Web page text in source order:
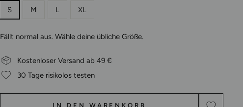
S M L XL
Fällt normal aus. Wähle deine übliche Größe.
Kostenloser Versand ab 49 €
30 Tage risikolos testen
IN DEN WARENKORB